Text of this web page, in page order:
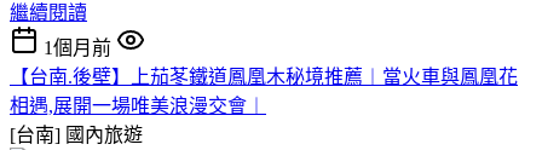
繼續閱讀
1個月前
【台南.後壁】上茄苳鐵道鳳凰木秘境推薦︱當火車與鳳凰花
相遇,展開一場唯美浪漫交會︱
[台南] 國內旅遊